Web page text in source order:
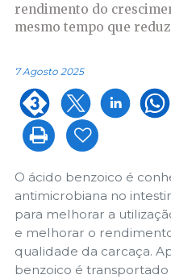
rendimento do
mesmo tempo que
7 Agosto 2025
O ácido benzoico é
antimicrobiana no
para melhorar a
e melhorar o
qualidade da carcaça.
benzoico é